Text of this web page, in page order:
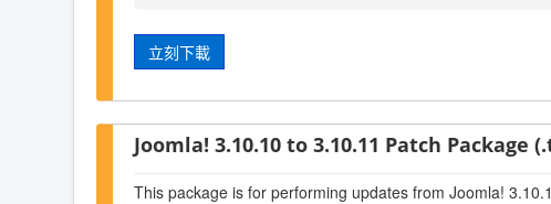
立刻下載
Joomla! 3.10.10 to 3.10.11 Patch Package
This package is for performing updates from Joomla!